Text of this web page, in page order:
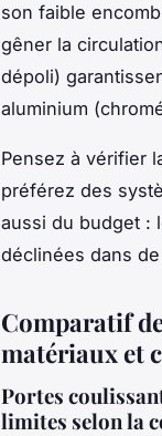
son faible
gêner la
dépoli)
aluminium
Pensez à vérifier
préférez des
aussi du budget :
déclinées dans
Comparatif
matériaux et
Portes
limites selon la